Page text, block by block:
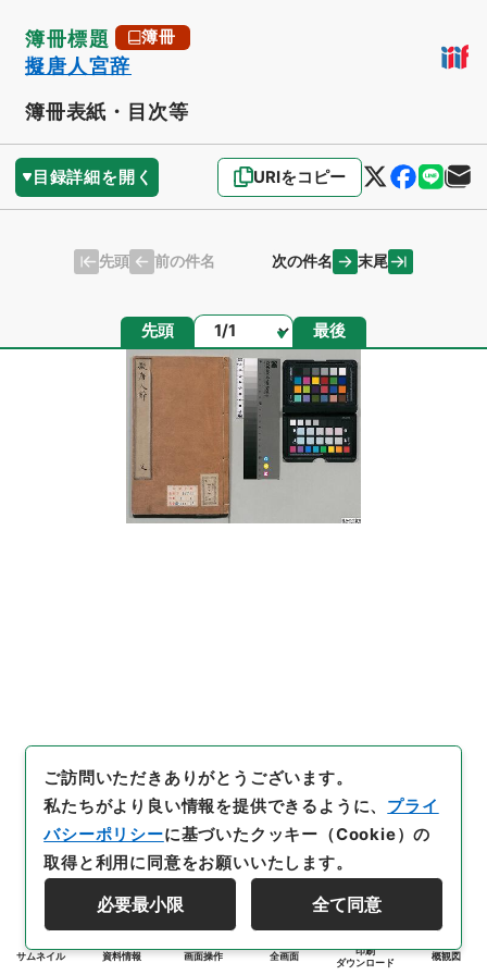
簿冊標題 簿冊
擬唐人宮辞
簿冊表紙・目次等
目録詳細を開く URIをコピー
先頭 前の件名 次の件名 末尾
先頭 ページ 最後
サムネイル 資料情報 画面操作 全画面
印刷
ダウンロード
概観図
ご訪問いただきありがとうございます。
私たちがより良い情報を提供できるように、 プライ
バシーポリシーに基づいたクッキー（Cookie）の
取得と利用に同意をお願いいたします。
必要最小限 全て同意